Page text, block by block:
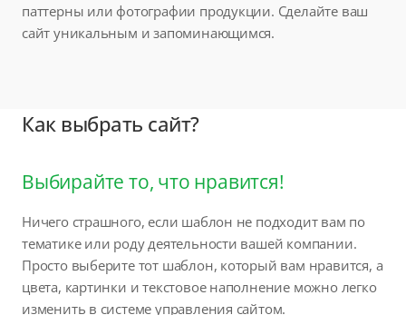
паттерны или фотографии продукции. Сделайте ваш
сайт уникальным и запоминающимся.
Как выбрать сайт?
Выбирайте то, что нравится!
Ничего страшного, если шаблон не подходит вам по
тематике или роду деятельности вашей компании.
Просто выберите тот шаблон, который вам нравится, а
цвета, картинки и текстовое наполнение можно легко
изменить в системе управления сайтом.